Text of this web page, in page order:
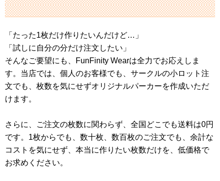
「たった1枚だけ作りたいんだけど…」
「試しに自分の分だけ注文したい」
そんなご要望にも、FunFinity Wearは全力でお応えしま
す。当店では、個人のお客様でも、サークルの小ロット注
文でも、枚数を気にせずオリジナルパーカーを作成いただ
けます。
さらに、ご注文の枚数に関わらず、全国どこでも送料は0円
です。1枚からでも、数十枚、数百枚のご注文でも、余計な
コストを気にせず、本当に作りたい枚数だけを、低価格で
お求めください。